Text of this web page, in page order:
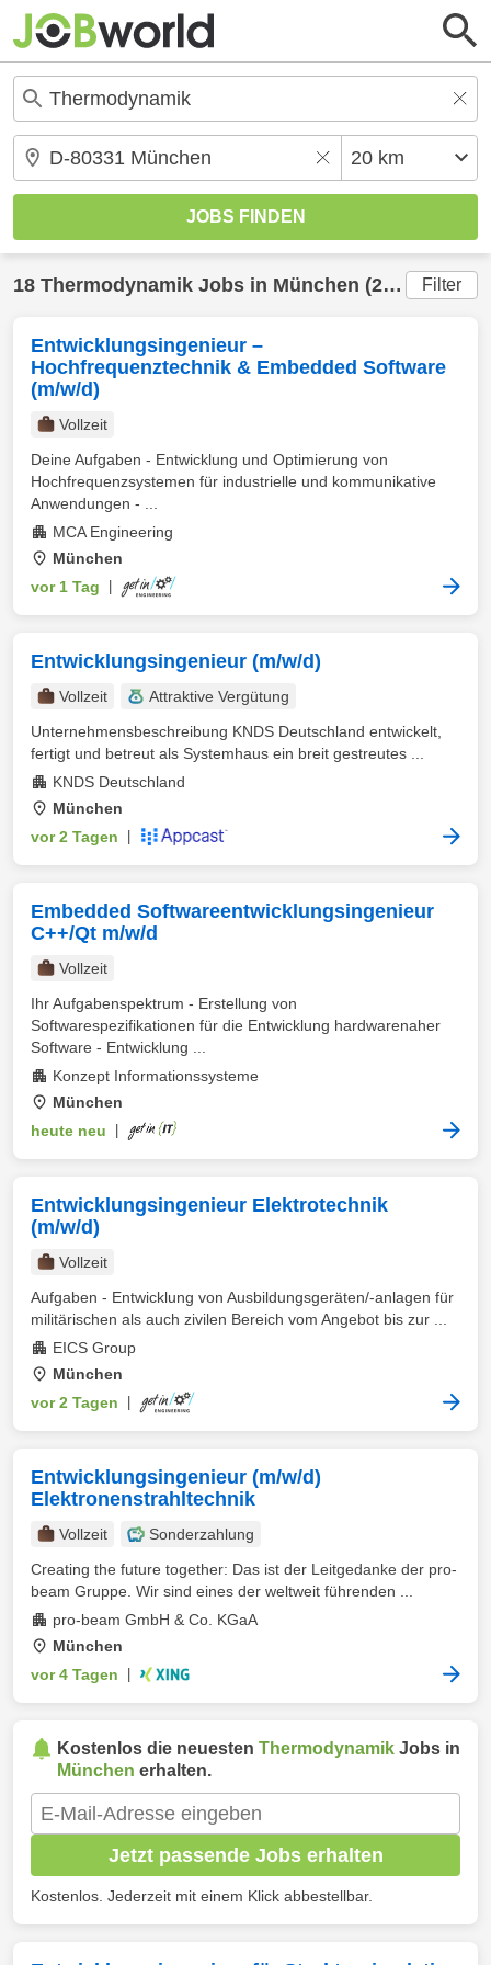
18 Thermodynamik Jobs in München (20 km) gefunden Filter
Entwicklungsingenieur –
Hochfrequenztechnik & Embedded Software
(m/w/d)
Vollzeit
Deine Aufgaben - Entwicklung und Optimierung von
Hochfrequenzsystemen für industrielle und kommunikative
Anwendungen - ...
MCA Engineering
München
vor 1 Tag
Entwicklungsingenieur (m/w/d)
Vollzeit
Attraktive Vergütung
Unternehmensbeschreibung KNDS Deutschland entwickelt,
fertigt und betreut als Systemhaus ein breit gestreutes ...
KNDS Deutschland
München
vor 2 Tagen
Embedded Softwareentwicklungsingenieur
C++/Qt m/w/d
Vollzeit
Ihr Aufgabenspektrum - Erstellung von
Softwarespezifikationen für die Entwicklung hardwarenaher
Software - Entwicklung ...
Konzept Informationssysteme
München
heute neu
Entwicklungsingenieur Elektrotechnik
(m/w/d)
Vollzeit
Aufgaben - Entwicklung von Ausbildungsgeräten/-anlagen für
militärischen als auch zivilen Bereich vom Angebot bis zur ...
EICS Group
München
vor 2 Tagen
Entwicklungsingenieur (m/w/d)
Elektronenstrahltechnik
Vollzeit
Sonderzahlung
Creating the future together: Das ist der Leitgedanke der pro-
beam Gruppe. Wir sind eines der weltweit führenden ...
pro-beam GmbH & Co. KGaA
München
vor 4 Tagen
Kostenlos die neuesten Thermodynamik Jobs in
München erhalten.
Jetzt passende Jobs erhalten
Kostenlos. Jederzeit mit einem Klick abbestellbar.